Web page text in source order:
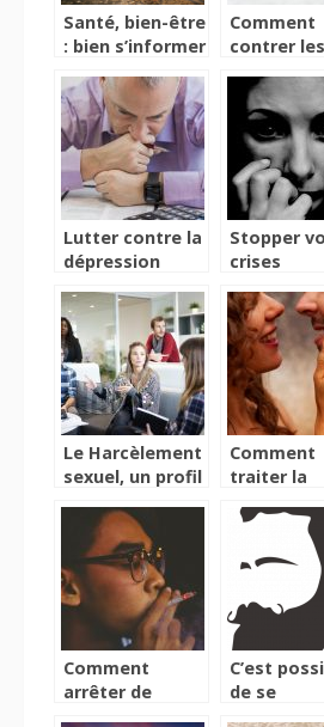
Santé, bien-être
: bien s’informer
Comment
contrer les
Lutter contre la
dépression
Stopper
crises
Le Harcèlement
sexuel, un profil
particulier ?
Comment
traiter la
Comment
arrêter de
C’est
de se